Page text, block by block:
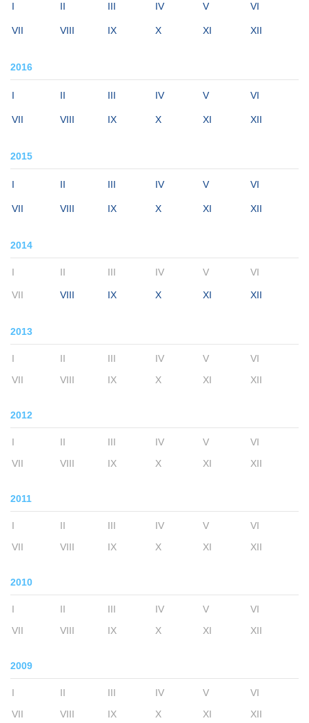
I II III IV V VI
VII VIII IX X XI XII
2016
I II III IV V VI
VII VIII IX X XI XII
2015
I II III IV V VI
VII VIII IX X XI XII
2014
I II III IV V VI
VII VIII IX X XI XII
2013
I II III IV V
VI
VII
VIII IX X XI XII
2012
I II III IV V
VI
VII
VIII IX X XI XII
2011
I II III IV V
VI
VII
VIII IX X XI XII
2010
I II III IV V
VI
VII
VIII IX X XI XII
2009
I II III IV V
VI
VII
VIII IX X XI XII